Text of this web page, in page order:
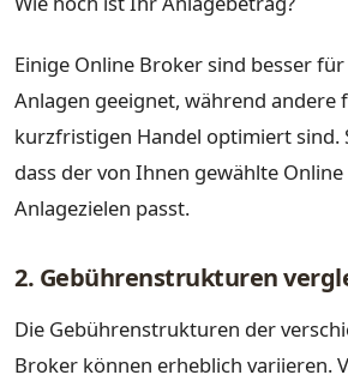
Einige Online Broker sind besser
Anlagen geeignet, während andere
kurzfristigen Handel optimiert sind.
dass der von Ihnen gewählte
Anlagezielen passt.
2. Gebührenstrukturen
Die Gebührenstrukturen der
Broker können erheblich variieren.